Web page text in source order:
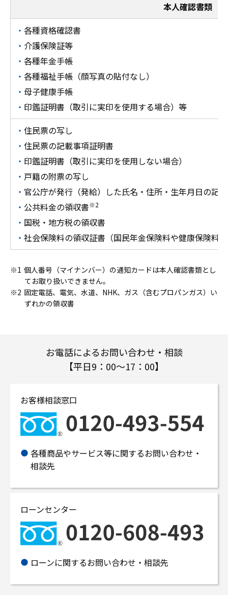
本人確認書類
各種資格確認書
介護保険証等
各種年金手帳
各種福祉手帳（顔写真の貼付なし）
母子健康手帳
印鑑証明書（取引に実印を使用する場合）等
住民票の写し
住民票の記載事項証明書
印鑑証明書（取引に実印を使用しない場合）
戸籍の附票の写し
官公庁が発行（発給）した氏名・住所・生年月日の記
公共料金の領収書※2
国税・地方税の領収書
社会保険料の領収証書（国民年金保険料や健康保険料
個人番号（マイナンバー）の通知カードは本人確認書類とし
てお取り扱いできません。
固定電話、電気、水道、NHK、ガス（含むプロパンガス）い
ずれかの領収書
お電話によるお問い合わせ・相談
【平日9：00～17：00】
お客様相談窓口
各種商品やサービス等に関するお問い合わせ・
相談先
ローンセンター
ローンに関するお問い合わせ・相談先